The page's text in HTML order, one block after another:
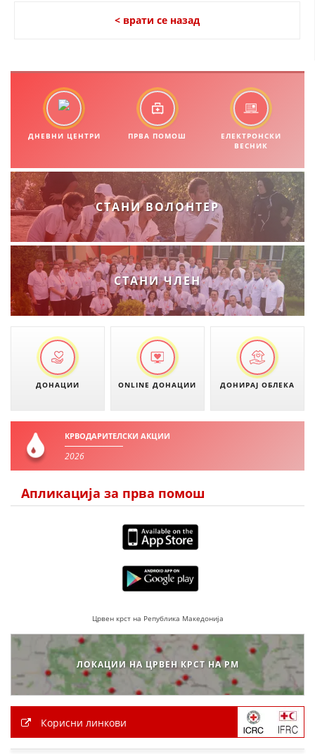
ОДНОСИ СО ЈАВНОСТ
ИСТРАЖУВАЊЕ НА ЈАВНО МИСЛЕЊЕ
ДОГОВОРИ
ЗНАЧЕЊЕ НА СЛУЖБАТА ЗА БАРАЊЕ
ФОРМУЛАРИ ЗА БАРАЊА
ЗДРАВСТВЕНО ПРЕВЕНТИВНА ДЕЈНОСТ
ПРВА ПОМОШ
ИНФОРМАЦИИ ЗА БОЛЕСТИ
УСЛУГИ
ЗА НАС
ПРИРАЧНИЦИ
СТРАТЕГИИ
ПОСТЕРИ
ПРЕЗЕНТАЦИИ
< врати се назад
ДНЕВНИ ЦЕНТРИ ПРВА ПОМОШ
ЕЛЕКТРОНСКИ
ВЕСНИК
СТАНИ ВОЛОНТЕР
СТАНИ ЧЛЕН
ДОНАЦИИ ONLINE ДОНАЦИИ ДОНИРАЈ ОБЛЕКА
КРВОДАРИТЕЛСКИ АКЦИИ
2026
Апликација за прва помош
Црвен крст на Република Македонија
ЛОКАЦИИ НА ЦРВЕН КРСТ НА РМ
Корисни линкови